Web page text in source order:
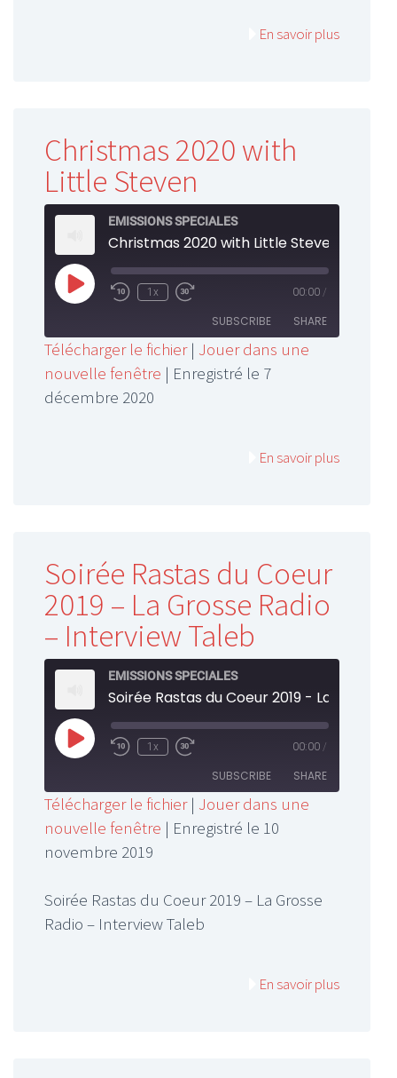
En savoir plus
Christmas 2020 with
Little Steven
EMISSIONS SPECIALES
Christmas 2020 with Little Steven
Play
EpisodeRewind
Seconds
1x
Fast
Forward
30
seconds
00:00 /
SUBSCRIBE SHARE
RSS FEED
SHARE
Télécharger le fichier| Jouer dans une
nouvelle fenêtre | Enregistré le 7
décembre 2020
En savoir plus
Soirée Rastas du Coeur
2019 – La Grosse Radio
– Interview Taleb
EMISSIONS SPECIALES
Play
EpisodeRewind
Seconds
1x
Fast
Forward
30
seconds
00:00 /
SUBSCRIBE SHARE
SHARE
EMBED
Télécharger le fichier| Jouer dans une
nouvelle fenêtre | Enregistré le 10
novembre 2019
Soirée Rastas du Coeur 2019 – La Grosse
Radio – Interview Taleb
En savoir plus